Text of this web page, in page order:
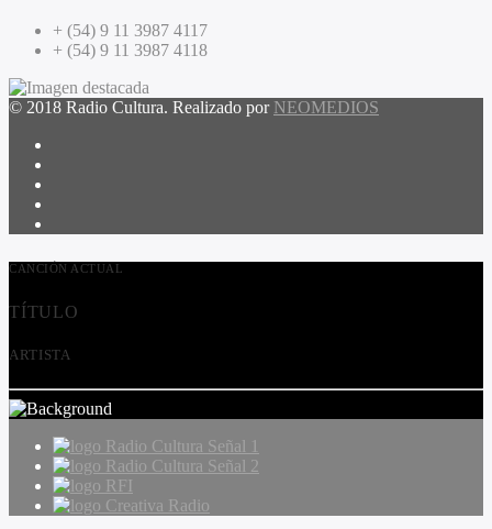
+ (54) 9 11 3987 4117
+ (54) 9 11 3987 4118
© 2018 Radio Cultura. Realizado por NEOMEDIOS
CANCIÓN ACTUAL
TÍTULO
ARTISTA
Radio Cultura Señal 1
Radio Cultura Señal 2
RFI
Creativa Radio